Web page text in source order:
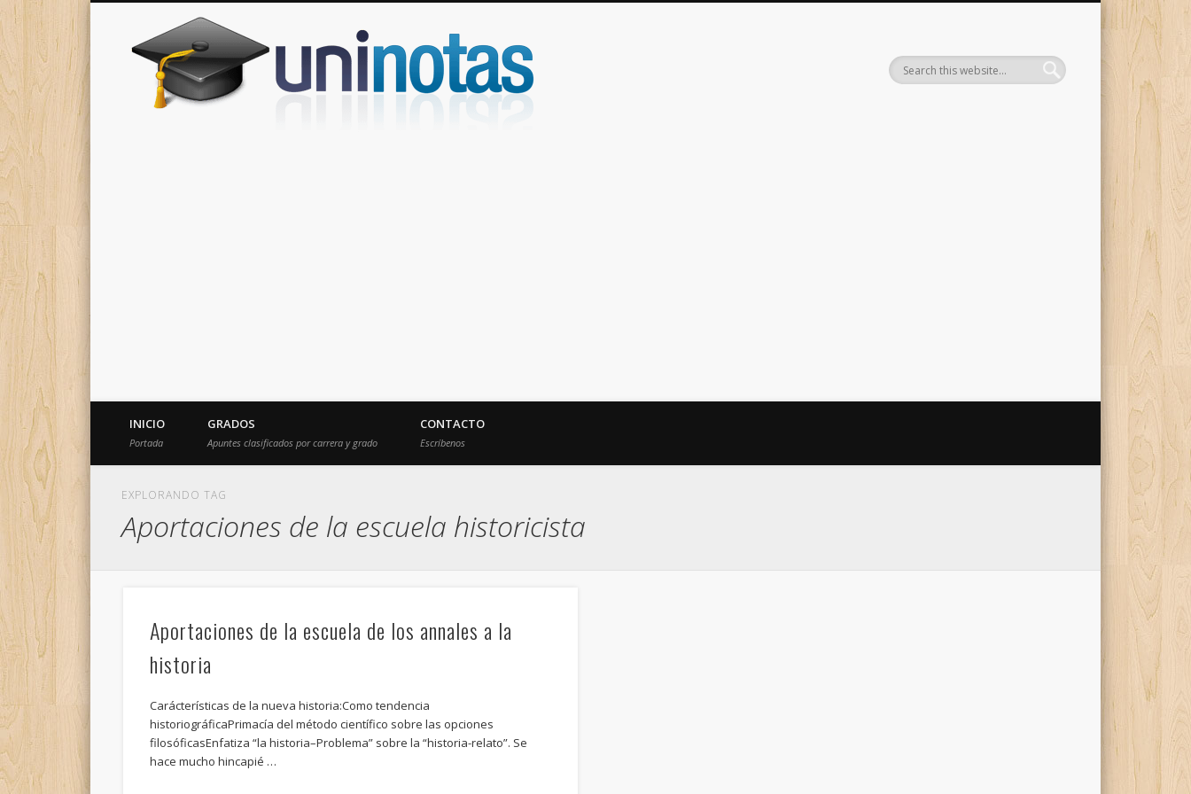
Donde encontrarás todas los apuntes de tu carrera
INICIO
Portada
GRADOS
Apuntes clasificados por carrera y grado
CONTACTO
Escríbenos
EXPLORANDO TAG
Aportaciones de la escuela historicista
Aportaciones de la escuela de los annales a la
historia
Carácterísticas de la nueva historia:Como tendencia
historiográficaPrimacía del método científico sobre las opciones
filosóficasEnfatiza “la historia–Problema” sobre la “historia-relato”. Se
hace mucho hincapié …